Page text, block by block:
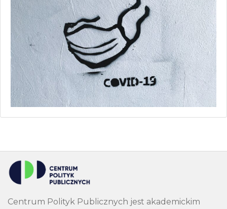
Centrum Polityk Publicznych jest akademickim